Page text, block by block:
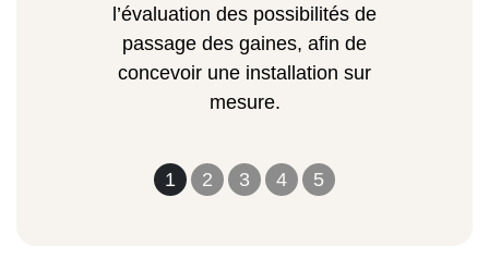
1 2 3 4 5
l’évaluation des possibilités de
passage des gaines, afin de
concevoir une installation sur
mesure.